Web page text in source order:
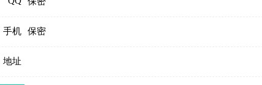
手机 保密
地址